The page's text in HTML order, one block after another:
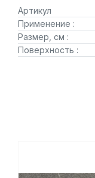
Артикул
Применение :
Размер, см :
Поверхность :